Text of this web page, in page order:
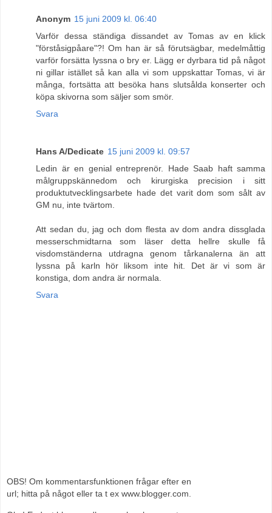
Anonym 15 juni 2009 kl. 06:40
Varför dessa ständiga dissandet av Tomas av en klick
"förståsigpåare"?! Om han är så förutsägbar, medelmåttig
varför forsätta lyssna o bry er. Lägg er dyrbara tid på något
ni gillar istället så kan alla vi som uppskattar Tomas, vi är
många, fortsätta att besöka hans slutsålda konserter och
köpa skivorna som säljer som smör.
Svara
Hans A/Dedicate 15 juni 2009 kl. 09:57
Ledin är en genial entreprenör. Hade Saab haft samma
målgruppskännedom och kirurgiska precision i sitt
produktutvecklingsarbete hade det varit dom som sålt av
GM nu, inte tvärtom.
Att sedan du, jag och dom flesta av dom andra dissglada
messerschmidtarna som läser detta hellre skulle få
visdomständerna utdragna genom tårkanalerna än att
lyssna på karln hör liksom inte hit. Det är vi som är
konstiga, dom andra är normala.
Svara
OBS! Om kommentarsfunktionen frågar efter en
url; hitta på något eller ta t ex www.blogger.com.